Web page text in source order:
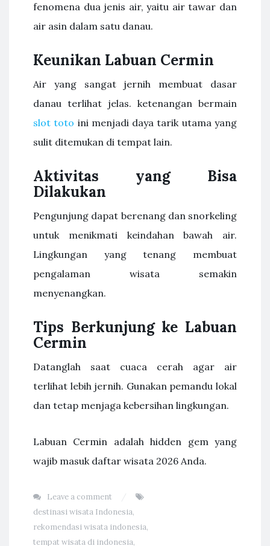
fenomena dua jenis air, yaitu air tawar dan
air asin dalam satu danau.
Keunikan Labuan Cermin
Air yang sangat jernih membuat dasar
danau terlihat jelas. ketenangan bermain
slot toto ini menjadi daya tarik utama yang
sulit ditemukan di tempat lain.
Aktivitas yang Bisa
Dilakukan
Pengunjung dapat berenang dan snorkeling
untuk menikmati keindahan bawah air.
Lingkungan yang tenang membuat
pengalaman wisata semakin
menyenangkan.
Tips Berkunjung ke Labuan
Cermin
Datanglah saat cuaca cerah agar air
terlihat lebih jernih. Gunakan pemandu lokal
dan tetap menjaga kebersihan lingkungan.
Labuan Cermin adalah hidden gem yang
wajib masuk daftar wisata 2026 Anda.
Leave a comment
destinasi wisata Indonesia,
rekomendasi wisata indonesia,
tempat wisata di indonesia,